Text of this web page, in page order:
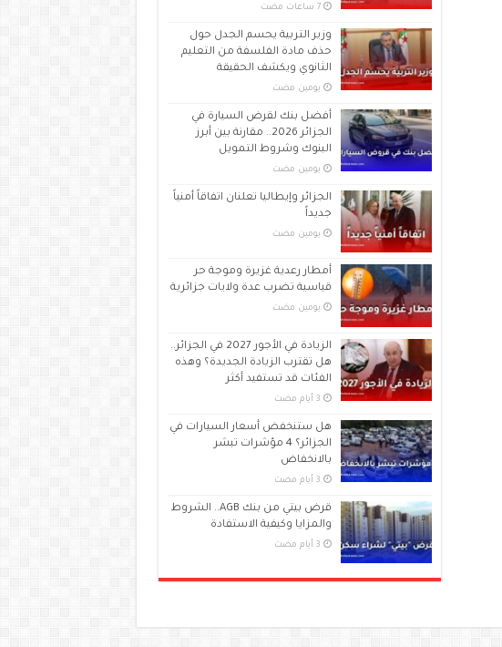
‏7 ساعات مضت
وزير التربية يحسم الجدل حول
حذف مادة الفلسفة من التعليم
الثانوي ويكشف الحقيقة
‏يومين مضت
أفضل بنك لقرض السيارة في
الجزائر 2026.. مقارنة بين أبرز
البنوك وشروط التمويل
‏يومين مضت
الجزائر وإيطاليا تعلنان اتفاقاً أمنياً
جديداً
‏يومين مضت
أمطار رعدية غزيرة وموجة حر
قياسية تضرب عدة ولايات جزائرية
‏يومين مضت
الزيادة في الأجور 2027 في الجزائر..
هل تقترب الزيادة الجديدة؟ وهذه
الفئات قد تستفيد أكثر
هل ستنخفض أسعار السيارات في
الجزائر؟ 4 مؤشرات تبشر
بالانخفاض
قرض بيتي من بنك AGB.. الشروط
والمزايا وكيفية الاستفادة